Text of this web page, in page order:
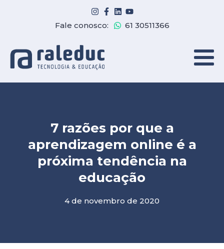
Fale conosco: 61 30511366
7 razões por que a
aprendizagem online é a
próxima tendência na
educação
4 de novembro de 2020